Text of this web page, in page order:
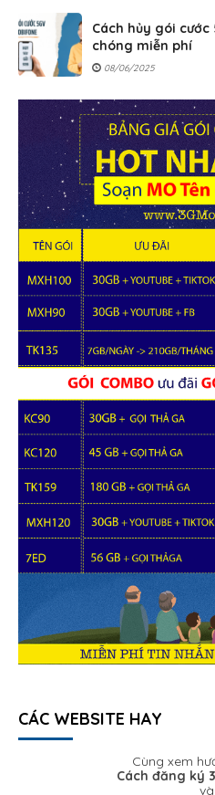
Cách hủy gói cước
chóng miễn phí
08/06/2025
CÁC WEBSITE HAY
Cùng xem
Cách đăng ký
và